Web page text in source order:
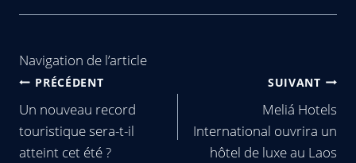
Navigation de l’article
PRÉCÉDENT
Un nouveau record
touristique sera-t-il
atteint cet été ?
SUIVANT
Meliá Hotels
International ouvrira un
hôtel de luxe au Laos